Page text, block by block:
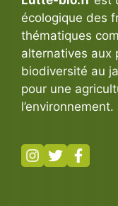
écologique des
thématiques
alternatives aux
biodiversité au
pour une
l’environnement.